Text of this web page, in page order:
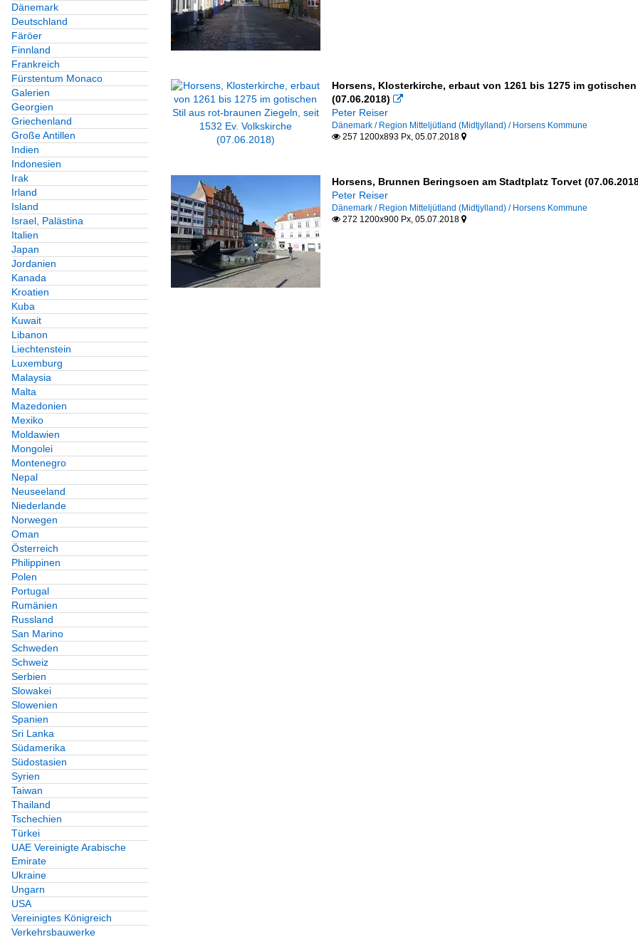
Dänemark
Deutschland
Färöer
Finnland
Frankreich
Fürstentum Monaco
Galerien
Georgien
Griechenland
Große Antillen
Indien
Indonesien
Irak
Irland
Island
Israel, Palästina
Italien
Japan
Jordanien
Kanada
Kroatien
Kuba
Kuwait
Libanon
Liechtenstein
Luxemburg
Malaysia
Malta
Mazedonien
Mexiko
Moldawien
Mongolei
Montenegro
Nepal
Neuseeland
Niederlande
Norwegen
Oman
Österreich
Philippinen
Polen
Portugal
Rumänien
Russland
San Marino
Schweden
Schweiz
Serbien
Slowakei
Slowenien
Spanien
Sri Lanka
Südamerika
Südostasien
Syrien
Taiwan
Thailand
Tschechien
Türkei
UAE Vereinigte Arabische
Emirate
Ukraine
Ungarn
USA
Vereinigtes Königreich
Verkehrsbauwerke
Horsens, Klosterkirche, erbaut von 1261 bis 1275 im
(07.06.2018) 
Peter Reiser
Dänemark / Region Mitteljütland (Midtjylland) / Horsens Kommune
257 1200x893 Px, 05.07.2018 
Horsens, Brunnen Beringsoen am Stadtplatz Torvet
Peter Reiser
Dänemark / Region Mitteljütland (Midtjylland) / Horsens Kommune
272 1200x900 Px, 05.07.2018 